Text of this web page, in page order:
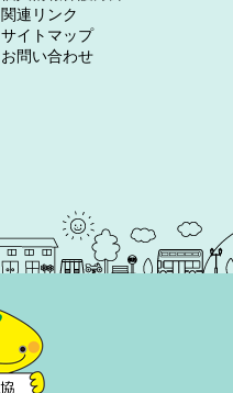
関連リンク
サイトマップ
お問い合わせ